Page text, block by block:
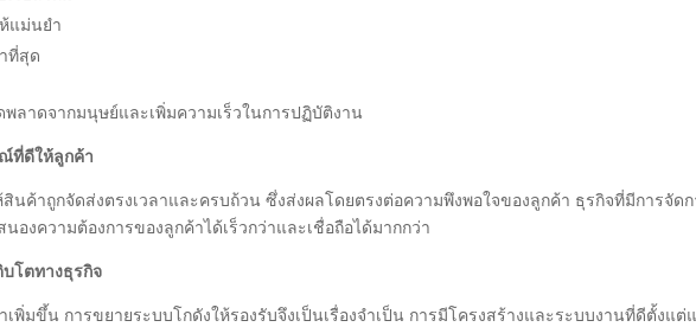
แม่นยำ
ที่สุด
าดจากมนุษย์และเพิ่มความเร็วในการปฏิบัติงาน
ที่ดีให้ลูกค้า
นค้าถูกจัดส่งตรงเวลาและครบถ้วน ซึ่งส่งผลโดยตรงต่อความพึงพอใจของลูกค้า ธุรกิจที่มีการจัดก
องความต้องการของลูกค้าได้เร็วกว่าและเชื่อถือได้มากกว่า
โตทางธุรกิจ
พิ่มขึ้น การขยายระบบโกดังให้รองรับจึงเป็นเรื่องจำเป็น การมีโครงสร้างและระบบงานที่ดีตั้งแต่